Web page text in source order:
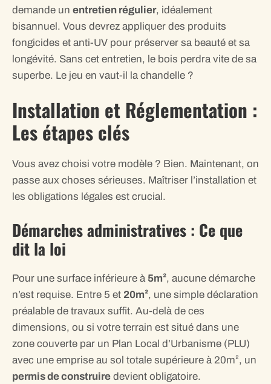
demande un entretien régulier, idéalement
bisannuel. Vous devrez appliquer des produits
fongicides et anti-UV pour préserver sa beauté et sa
longévité. Sans cet entretien, le bois perdra vite de sa
superbe. Le jeu en vaut-il la chandelle ?
Installation et Réglementation :
Les étapes clés
Vous avez choisi votre modèle ? Bien. Maintenant, on
passe aux choses sérieuses. Maîtriser l’installation et
les obligations légales est crucial.
Démarches administratives : Ce que
dit la loi
Pour une surface inférieure à 5m², aucune démarche
n’est requise. Entre 5 et 20m², une simple déclaration
préalable de travaux suffit. Au-delà de ces
dimensions, ou si votre terrain est situé dans une
zone couverte par un Plan Local d’Urbanisme (PLU)
avec une emprise au sol totale supérieure à 20m², un
permis de construire devient obligatoire.